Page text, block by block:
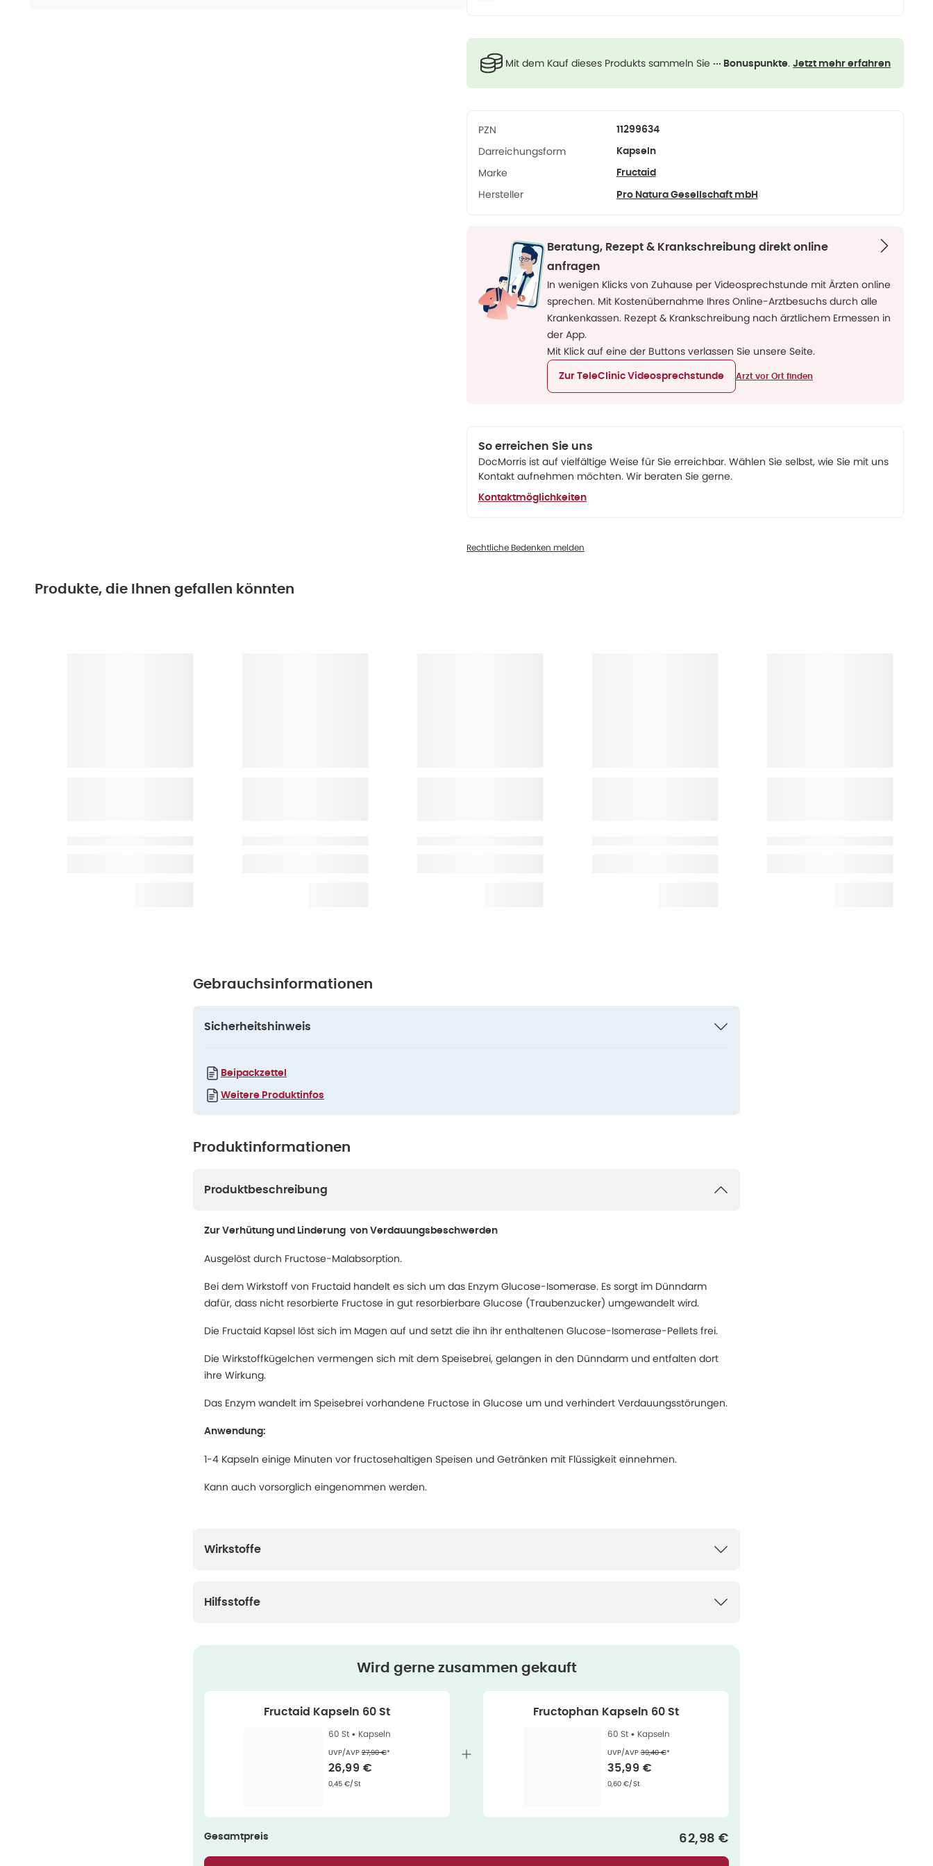
Mit dem Kauf dieses Produkts sammeln Sie ··· Bonuspunkte. Jetzt mehr erfahren
PZN 11299634
Darreichungsform Kapseln
Marke Fructaid
Hersteller Pro Natura Gesellschaft mbH
Beratung, Rezept & Krankschreibung direkt online
anfragen
In wenigen Klicks von Zuhause per Videosprechstunde mit Ärzten online
sprechen. Mit Kostenübernahme Ihres Online-Arztbesuchs durch alle
Krankenkassen. Rezept & Krankschreibung nach ärztlichem Ermessen in
der App.
Mit Klick auf eine der Buttons verlassen Sie unsere Seite.
Zur TeleClinic Videosprechstunde Arzt vor Ort finden
So erreichen Sie uns
DocMorris ist auf vielfältige Weise für Sie erreichbar. Wählen Sie selbst, wie Sie mit uns
Kontakt aufnehmen möchten. Wir beraten Sie gerne.
Kontaktmöglichkeiten
Rechtliche Bedenken melden
Produkte, die Ihnen gefallen könnten
Gebrauchsinformationen
Sicherheitshinweis
Beipackzettel
Weitere Produktinfos
Produktinformationen
Produktbeschreibung
Zur Verhütung und Linderung von Verdauungsbeschwerden
Ausgelöst durch Fructose-Malabsorption.
Bei dem Wirkstoff von Fructaid handelt es sich um das Enzym Glucose-Isomerase. Es sorgt im Dünndarm
dafür, dass nicht resorbierte Fructose in gut resorbierbare Glucose (Traubenzucker) umgewandelt wird.
Die Fructaid Kapsel löst sich im Magen auf und setzt die ihn ihr enthaltenen Glucose-Isomerase-Pellets frei.
Die Wirkstoffkügelchen vermengen sich mit dem Speisebrei, gelangen in den Dünndarm und entfalten dort
ihre Wirkung.
Das Enzym wandelt im Speisebrei vorhandene Fructose in Glucose um und verhindert Verdauungsstörungen.
Anwendung:
1-4 Kapseln einige Minuten vor fructosehaltigen Speisen und Getränken mit Flüssigkeit einnehmen.
Kann auch vorsorglich eingenommen werden.
Wirkstoffe
Hilfsstoffe
Wird gerne zusammen gekauft
Fructaid Kapseln 60 St
60 St • Kapseln
UVP/AVPEhemaliger Preis (U V P)
27,90 €*
Verkaufspreis
26,99 €
Grundpreis
0,45 €/St
Fructophan Kapseln 60 St
60 St • Kapseln
UVP/AVPEhemaliger Preis (U V P)
39,40 €*
Verkaufspreis
35,99 €
Grundpreis
0,60 €/St
Gesamtpreis Verkaufspreis
62,98 €